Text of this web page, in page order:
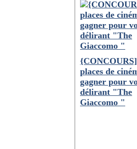
places de
gagner pour
délirant "The
Giaccomo "